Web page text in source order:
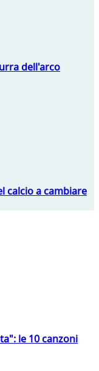
dell'arco
calcio a cambiare
le 10 canzoni